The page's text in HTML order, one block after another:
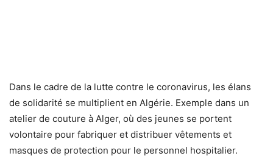
Dans le cadre de la lutte contre le coronavirus, les élans
de solidarité se multiplient en Algérie. Exemple dans un
atelier de couture à Alger, où des jeunes se portent
volontaire pour fabriquer et distribuer vêtements et
masques de protection pour le personnel hospitalier.